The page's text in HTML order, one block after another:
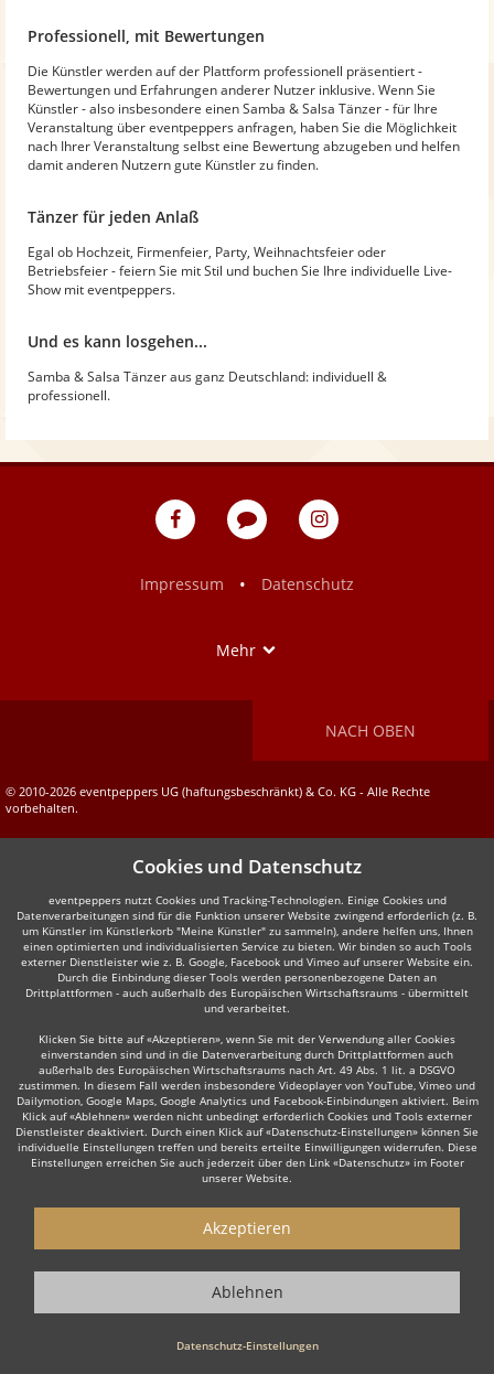
Professionell, mit Bewertungen
Die Künstler werden auf der Plattform professionell präsentiert -
Bewertungen und Erfahrungen anderer Nutzer inklusive. Wenn Sie
Künstler - also insbesondere einen Samba & Salsa Tänzer - für Ihre
Veranstaltung über eventpeppers anfragen, haben Sie die Möglichkeit
nach Ihrer Veranstaltung selbst eine Bewertung abzugeben und helfen
damit anderen Nutzern gute Künstler zu finden.
Tänzer für jeden Anlaß
Egal ob Hochzeit, Firmenfeier, Party, Weihnachtsfeier oder
Betriebsfeier - feiern Sie mit Stil und buchen Sie Ihre individuelle Live-
Show mit eventpeppers.
Und es kann losgehen...
Samba & Salsa Tänzer aus ganz Deutschland: individuell &
professionell.
eventpeppers
Blog
eventpeppers
Impressum
• Datenschutz
Mehr
NACH OBEN
© 2010-2026 eventpeppers UG (haftungsbeschränkt) & Co. KG - Alle Rechte
vorbehalten.
Cookies und Datenschutz
eventpeppers nutzt Cookies und Tracking-Technologien. Einige Cookies und
Datenverarbeitungen sind für die Funktion unserer Website zwingend erforderlich (z. B.
um Künstler im Künstlerkorb "Meine Künstler" zu sammeln), andere helfen uns, Ihnen
einen optimierten und individualisierten Service zu bieten. Wir binden so auch Tools
externer Dienstleister wie z. B. Google, Facebook und Vimeo auf unserer Website ein.
Durch die Einbindung dieser Tools werden personenbezogene Daten an
Drittplattformen - auch außerhalb des Europäischen Wirtschaftsraums - übermittelt
und verarbeitet.
Klicken Sie bitte auf «Akzeptieren», wenn Sie mit der Verwendung aller Cookies
einverstanden sind und in die Datenverarbeitung durch Drittplattformen auch
außerhalb des Europäischen Wirtschaftsraums nach Art. 49 Abs. 1 lit. a DSGVO
zustimmen. In diesem Fall werden insbesondere Videoplayer von YouTube, Vimeo und
Dailymotion, Google Maps, Google Analytics und Facebook-Einbindungen aktiviert. Beim
Klick auf «Ablehnen» werden nicht unbedingt erforderlich Cookies und Tools externer
Dienstleister deaktiviert. Durch einen Klick auf «Datenschutz-Einstellungen» können Sie
individuelle Einstellungen treffen und bereits erteilte Einwilligungen widerrufen. Diese
Einstellungen erreichen Sie auch jederzeit über den Link «Datenschutz» im Footer
unserer Website.
Datenschutz-Einstellungen
Akzeptieren
Ablehnen